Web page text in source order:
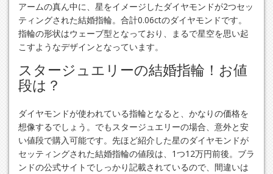
アームの真ん中に、星をイメージしたダイヤモンドが2つセッ
ティングされた結婚指輪。合計0.06ctのダイヤモンドです。
指輪の形状はウェーブ型となっており、まるで星空を思い起
こすようなデザインとなっています。
スタージュエリーの結婚指輪！お値
段は？
ダイヤモンドが使われている指輪となると、かなりの価格を
想像するでしょう。でもスタージュエリーの場合、意外と安
い値段で購入可能です。先ほど紹介した星のダイヤモンドが
セッティングされた結婚指輪の値段は、1つ12万円前後。ブラ
ンドの公式サイトでしっかり記載されているので、間違いは